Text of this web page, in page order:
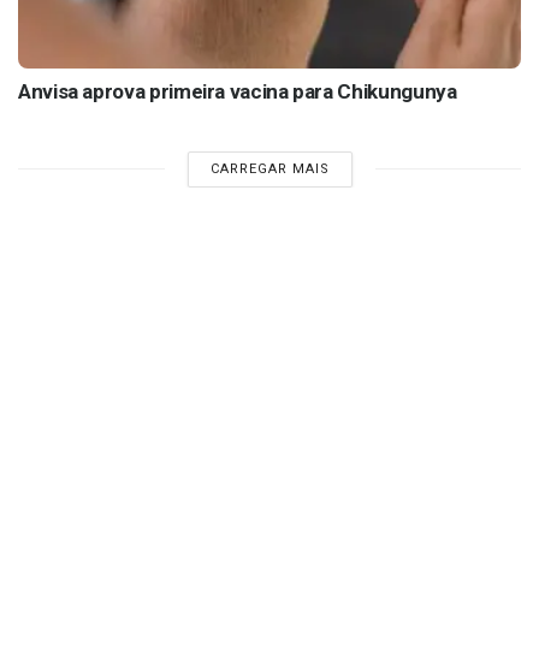
Anvisa aprova primeira vacina para Chikungunya
CARREGAR MAIS